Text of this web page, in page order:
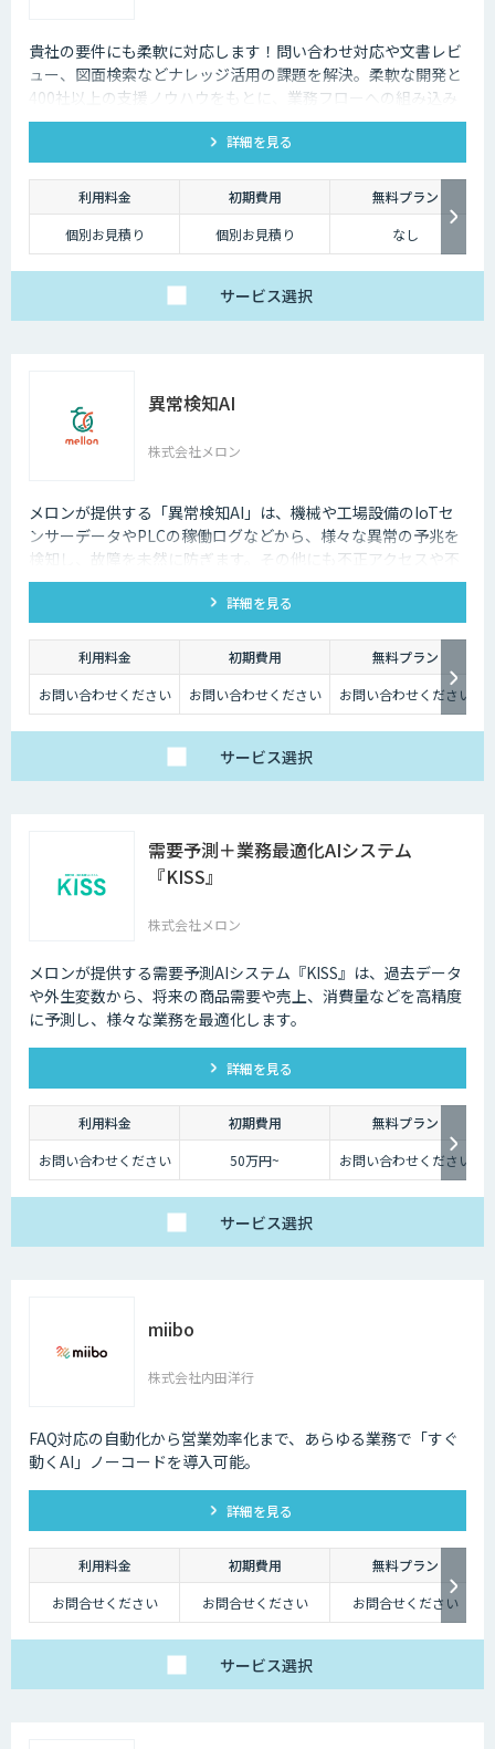
貴社の要件にも柔軟に対応します！問い合わせ対応や文書レビ
ュー、図面検索などナレッジ活用の課題を解決。柔軟な開発と
400社以上の支援ノウハウをもとに、業務フローへの組み込み
からセキュアな環境構築まで対応します。
詳細を見る
利用料金 初期費用
無料プラン
個別お見積り
個別お見積り なし
サービス選択
異常検知AI
株式会社メロン
メロンが提供する「異常検知AI」は、機械や工場設備のIoTセ
ンサーデータやPLCの稼働ログなどから、様々な異常の予兆を
検知し、故障を未然に防ぎます。その他にも不正アクセスや不
正取引の検出といったサイバーセキュリティにも活用可能で
詳細を見る
利用料金 初期費用
無料プラン
お問い合わせください
お問い合わせください お問い合わせください
サービス選択
需要予測＋業務最適化AIシステム
『KISS』
株式会社メロン
メロンが提供する需要予測AIシステム『KISS』は、過去データ
や外生変数から、将来の商品需要や売上、消費量などを高精度
に予測し、様々な業務を最適化します。
詳細を見る
利用料金 初期費用
無料プラン
お問い合わせください
50万円~ お問い合わせください
サービス選択
miibo
株式会社内田洋行
FAQ対応の自動化から営業効率化まで、あらゆる業務で「すぐ
動くAI」ノーコードを導入可能。
詳細を見る
利用料金 初期費用
無料プラン
お問合せください
お問合せください お問合せください
サービス選択